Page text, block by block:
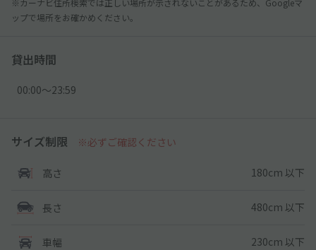
ップで場所をお確かめください。
貸出時間
00:00〜23:59
サイズ制限 ※必ずご確認ください
高さ 180cm 以下
長さ 480cm 以下
車幅 230cm 以下